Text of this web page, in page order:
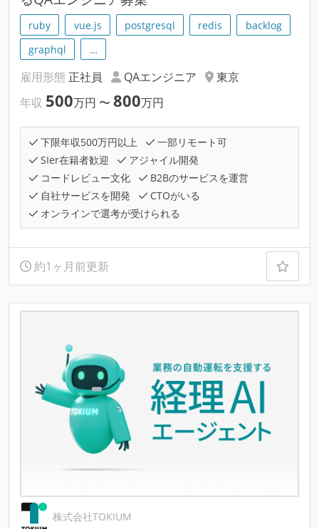
ruby vue.js postgresql redis
backlog
graphql
…
雇用形態 正社員 QAエンジニア
東京
年収 500万円 〜 800万円
下限年収500万円以上
一部リモート可
SIer在籍者歓迎
アジャイル開発
コードレビュー文化
B2Bのサービスを運営
自社サービスを開発
CTOがいる
オンラインで選考が受けられる
約1ヶ月前更新
株式会社TOKIUM